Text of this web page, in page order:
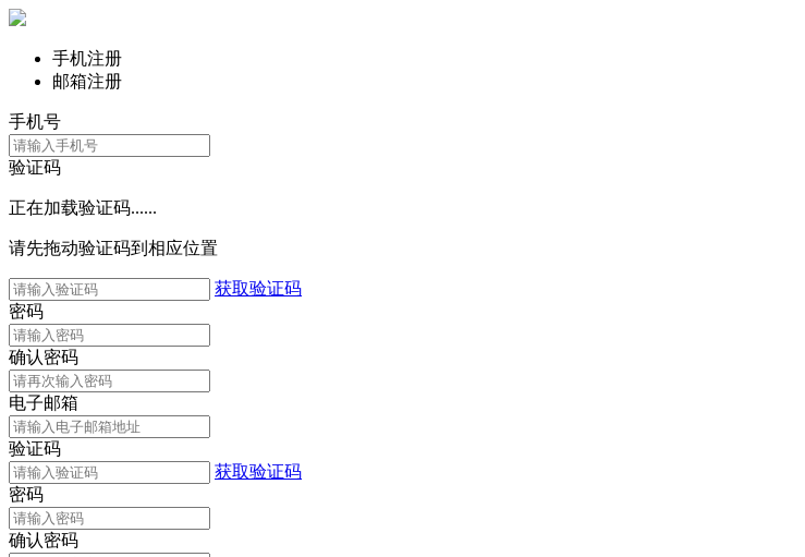
手机注册
邮箱注册
手机号
验证码
正在加载验证码......
请先拖动验证码到相应位置
获取验证码
密码
确认密码
电子邮箱
验证码
获取验证码
密码
确认密码